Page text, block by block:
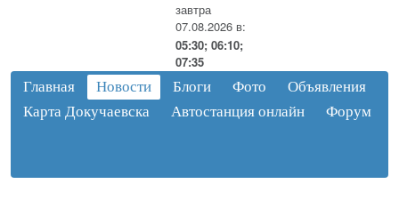
завтра
07.08.2026 в:
05:30; 06:10;
07:35
Главная Новости Блоги Фото
Объявления
Карта Докучаевска
Автостанция онлайн Форум